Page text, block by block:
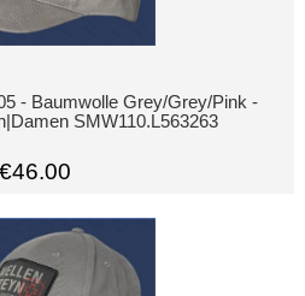
- Baumwolle Grey/Grey/Pink -
SMW110.L563263
€46.00